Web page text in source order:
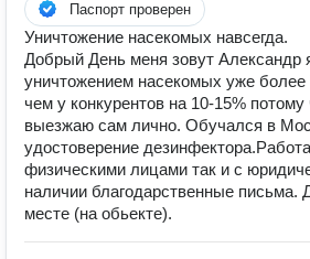
Паспорт проверен
Уничтожение насекомых навсегда.
Добрый День меня зовут Александр
уничтожением насекомых уже
чем у конкурентов на 10-15% потому
выезжаю сам лично. Обучался в
удостоверение
физическими лицами так и с
наличии благодарственные письма.
месте (на обьекте).